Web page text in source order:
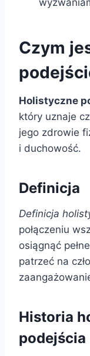
Czym
Holistyczne
który uznaje
jego zdrowie
i duchowość.
Definicja
Definicja
połączeniu
osiągnąć
patrzeć na
Historia
podejścia